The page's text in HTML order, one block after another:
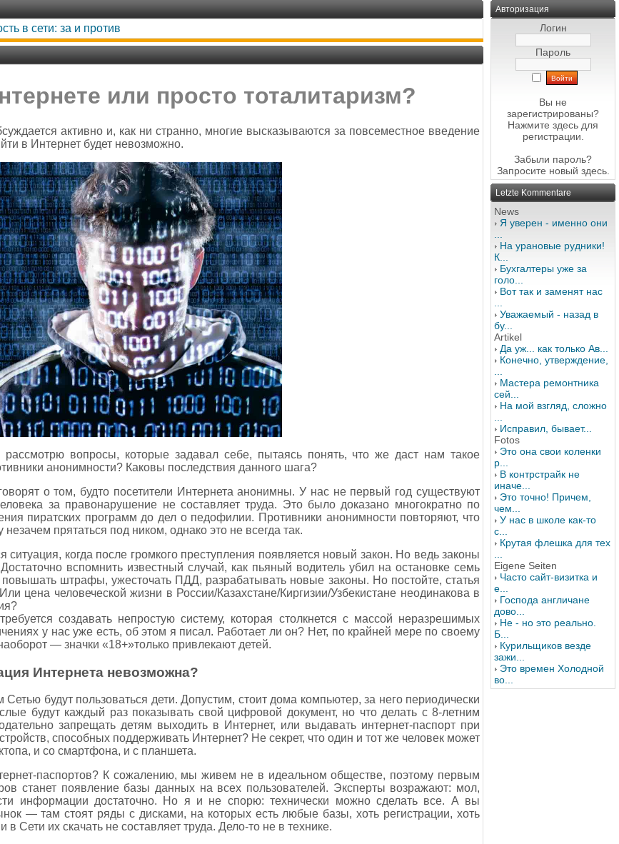
в сети: за и против
или просто тоталитаризм?
активно и, как ни странно, многие высказываются за повсеместное введение
в Интернет будет невозможно.
вопросы, которые задавал себе, пытаясь понять, что же даст нам такое
анонимности? Каковы последствия данного шага?
о том, будто посетители Интернета анонимны. У нас не первый год существуют
за правонарушение не составляет труда. Это было доказано многократно по
пиратских программ до дел о педофилии. Противники анонимности повторяют, что
прятаться под ником, однако это не всегда так.
когда после громкого преступления появляется новый закон. Но ведь законы
вспомнить известный случай, как пьяный водитель убил на остановке семь
повышать штрафы, ужесточать ПДД, разрабатывать новые законы. Но постойте, статья
цена человеческой жизни в России/Казахстане/Киргизии/Узбекистане неодинакова в
создавать непростую систему, которая столкнется с массой неразрешимых
у нас уже есть, об этом я писал. Работает ли он? Нет, по крайней мере по своему
— значки «18+»только привлекают детей.
Интернета невозможна?
будут пользоваться дети. Допустим, стоит дома компьютер, за него периодически
будут каждый раз показывать свой цифровой документ, но что делать с 8-летним
запрещать детям выходить в Интернет, или выдавать интернет-паспорт при
способных поддерживать Интернет? Не секрет, что один и тот же человек может
и со смартфона, и с планшета.
паспортов? К сожалению, мы живем не в идеальном обществе, поэтому первым
станет появление базы данных на всех пользователей. Эксперты возражают: мол,
информации достаточно. Но я и не спорю: технически можно сделать все. А вы
— там стоят ряды с дисками, на которых есть любые базы, хоть регистрации, хоть
Сети их скачать не составляет труда. Дело-то не в технике.
Авторизация
Логин
Пароль
Вы не
зарегистрированы?
Нажмите здесь для
регистрации.
Забыли пароль?
Запросите новый здесь.
Letzte Kommentare
News
Я уверен - именно они
На урановые рудники!
К...
Бухгалтеры уже за
голо...
Вот так и заменят нас
Уважаемый - назад в
бу...
Artikel
Да уж... как только Ав...
Конечно, утверждение,
Мастера ремонтника
сей...
На мой взгляд, сложно
Исправил, бывает...
Fotos
Это она свои коленки
р...
В контрстрайк не
иначе...
Это точно! Причем,
чем...
У нас в школе как-то
с...
Крутая флешка для тех
Eigene Seiten
Часто сайт-визитка и
е...
Господа англичане
дово...
Не - но это реально.
Б...
Курильщиков везде
зажи...
Это времен Холодной
во...